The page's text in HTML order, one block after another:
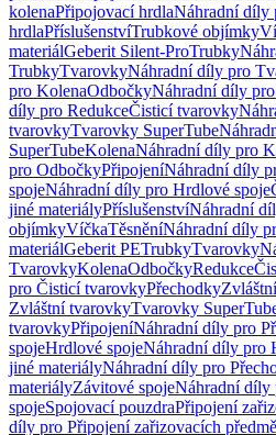
kolenaPřipojovací hrdlaNáhradní díly
hrdlaPříslušenstvíTrubkové objímky
materiálGeberit Silent-ProTrubky
TrubkyTvarovkyNáhradní díly pro
pro KolenaOdbočkyNáhradní díly
díly pro RedukceČisticí tvarovky
tvarovkyTvarovky SuperTube
SuperTubeKolenaNáhradní díly pro
pro OdbočkyPřipojeníNáhradní díly
spojeNáhradní díly pro Hrdlové spoje
jiné materiályPříslušenstvíNáhradní
objímkyVíčkaTěsněníNáhradní díly
materiálGeberit PETrubkyTvarovky
TvarovkyKolenaOdbočkyRedukce
pro Čisticí tvarovkyPřechodky
Zvláštní tvarovkyTvarovky
tvarovkyPřipojeníNáhradní díly pro
spojeHrdlové spojeNáhradní díly pro
jiné materiályNáhradní díly pro
materiályZávitové spojeNáhradní díly
spojeSpojovací pouzdraPřipojení
díly pro Připojení zařizovacích